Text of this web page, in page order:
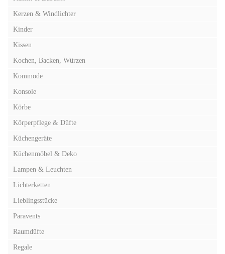
Kerzen & Windlichter
Kinder
Kissen
Kochen, Backen, Würzen
Kommode
Konsole
Körbe
Körperpflege & Düfte
Küchengeräte
Küchenmöbel & Deko
Lampen & Leuchten
Lichterketten
Lieblingsstücke
Paravents
Raumdüfte
Regale